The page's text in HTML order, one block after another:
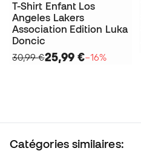
T-Shirt Enfant Los
Angeles Lakers
Association Edition Luka
Doncic
30,99 €25,99 €−16%
Catégories similaires: